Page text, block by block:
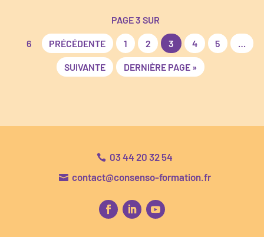
PAGE 3 SUR
6 PRÉCÉDENTE 1 2 3 4 5 …
SUIVANTE DERNIÈRE PAGE »
 03 44 20 32 54
 contact@consenso-formation.fr